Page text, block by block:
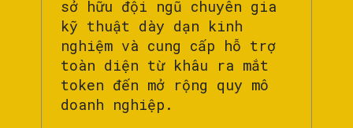
sở hữu đội ngũ chuyên gia
kỹ thuật dày dạn kinh
nghiệm và cung cấp hỗ trợ
toàn diện từ khâu ra mắt
token đến mở rộng quy mô
doanh nghiệp.